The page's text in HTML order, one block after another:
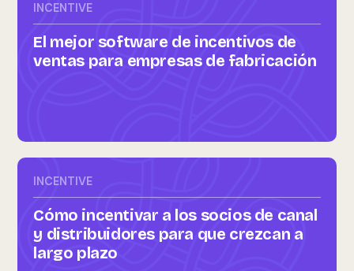
INCENTIVE
El mejor software de incentivos de
ventas para empresas de fabricación
INCENTIVE
Cómo incentivar a los socios de canal
y distribuidores para que crezcan a
largo plazo